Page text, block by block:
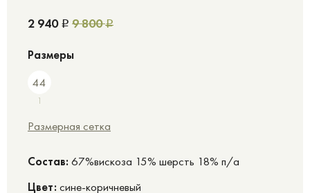
2 940 Р 9 800Р
Размеры
44
1
Размерная сетка
Cостав: 67%вискоза 15% шерсть 18% п/а
Цвет: сине-коричневый